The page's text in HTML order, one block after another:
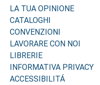
LA TUA OPINIONE
CATALOGHI
CONVENZIONI
LAVORARE CON NOI
LIBRERIE
INFORMATIVA PRIVACY
ACCESSIBILITÁ